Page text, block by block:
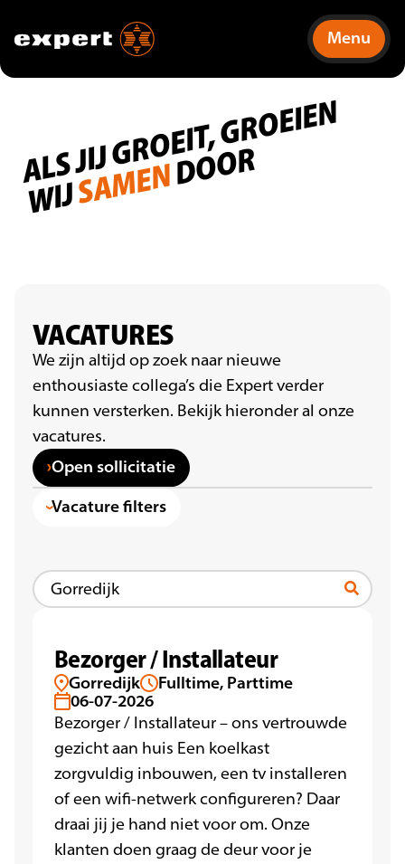
Menu
A
L
S
JI
J
G
R
O
EI
T,
G
R
O
EI
E
N
WI
JSAMENDOOR
VACATURES
We zijn altijd op zoek naar nieuwe
enthousiaste collega’s die Expert verder
kunnen versterken. Bekijk hieronder al onze
vacatures.
Open sollicitatie
Vacature filters
Bezorger / Installateur
Gorredijk
Fulltime, Parttime
06-07-2026
Bezorger / Installateur – ons vertrouwde
gezicht aan huis Een koelkast
zorgvuldig inbouwen, een tv installeren
of een wifi-netwerk configureren? Daar
draai jij je hand niet voor om. Onze
klanten doen graag de deur voor je